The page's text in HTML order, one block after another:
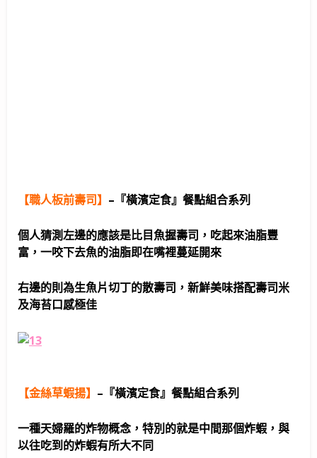
【職人板前壽司】 – 『橫濱定食』餐點組合系列
個人猜測左邊的應該是比目魚握壽司，吃起來油脂豐
富，一咬下去魚的油脂即在嘴裡蔓延開來
右邊的則為生魚片切丁的散壽司，新鮮美味搭配壽司米
及海苔口感極佳
【金絲草蝦揚】 – 『橫濱定食』餐點組合系列
一種天婦羅的炸物概念，特別的就是中間那個炸蝦，與
以往吃到的炸蝦有所大不同